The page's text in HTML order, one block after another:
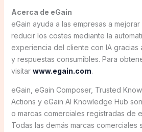
Acerca de eGain
eGain ayuda a las empresas a
reducir los costes mediante la
experiencia del cliente con IA gracias
y respuestas consumibles. Para
visitar www.egain.com.
eGain, eGain Composer, Trusted
Actions y eGain AI Knowledge Hub
o marcas comerciales registradas de
Todas las demás marcas